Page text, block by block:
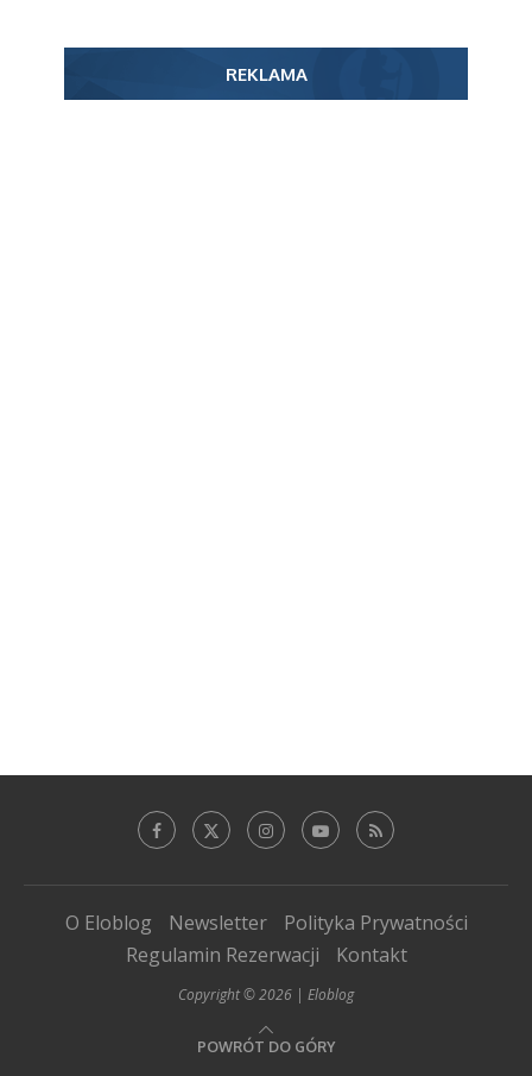
REKLAMA
O Eloblog Newsletter
Polityka Prywatności
Regulamin Rezerwacji
Kontakt
Copyright © 2026 | Eloblog
POWRÓT DO GÓRY